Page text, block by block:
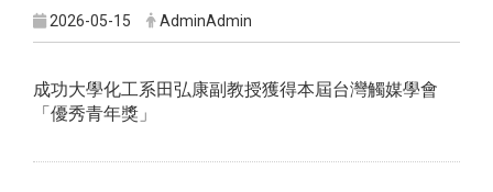
2026-05-15 AdminAdmin
成功大學化工系田弘康副教授獲得本屆台灣觸媒學會
「優秀青年獎」